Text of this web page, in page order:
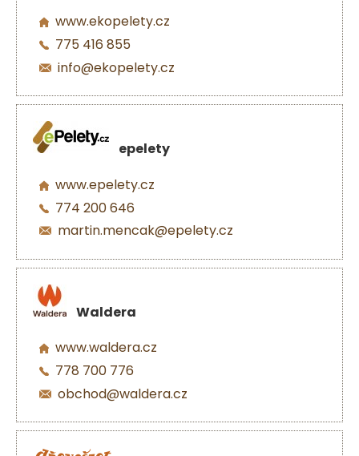
www.ekopelety.cz
775 416 855
info@ekopelety.cz
epelety
www.epelety.cz
774 200 646
martin.mencak@epelety.cz
Waldera
www.waldera.cz
778 700 776
obchod@waldera.cz